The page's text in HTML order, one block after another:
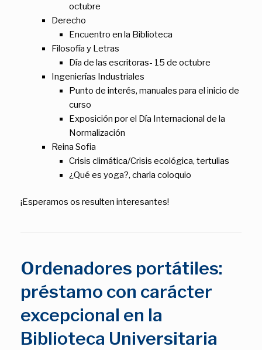
octubre
Derecho
Encuentro en la Biblioteca
Filosofía y Letras
Día de las escritoras- 15 de octubre
Ingenierías Industriales
Punto de interés, manuales para el inicio de
curso
Exposición por el Día Internacional de la
Normalización
Reina Sofia
Crisis climática/Crisis ecológica, tertulias
¿Qué es yoga?, charla coloquio
¡Esperamos os resulten interesantes!
Ordenadores portátiles:
préstamo con carácter
excepcional en la
Biblioteca Universitaria